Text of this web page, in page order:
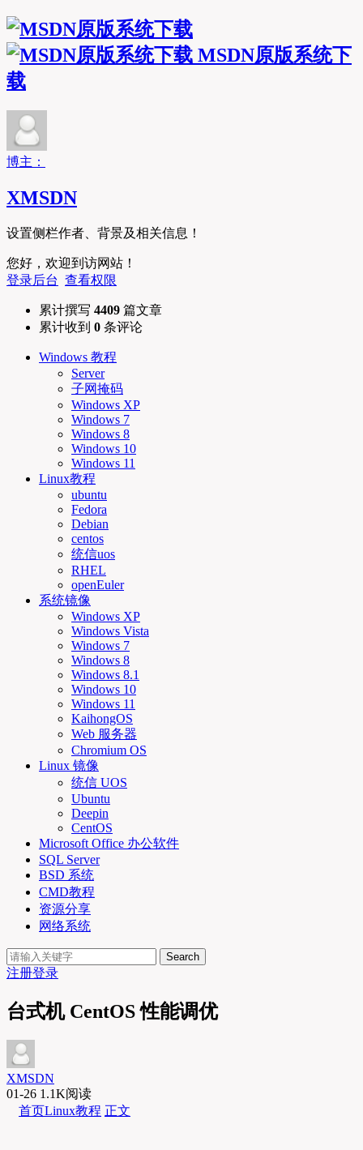
MSDN原版系统下
载
博主：
XMSDN
设置侧栏作者、背景及相关信息！
您好，欢迎到访网站！
登录后台 查看权限
累计撰写 4409 篇文章
累计收到 0 条评论
Windows 教程
Server
子网掩码
Windows XP
Windows 7
Windows 8
Windows 10
Windows 11
Linux教程
ubuntu
Fedora
Debian
centos
统信uos
RHEL
openEuler
系统镜像
Windows XP
Windows Vista
Windows 7
Windows 8
Windows 8.1
Windows 10
Windows 11
KaihongOS
Web 服务器
Chromium OS
Linux 镜像
统信 UOS
Ubuntu
Deepin
CentOS
Microsoft Office 办公软件
SQL Server
BSD 系统
CMD教程
资源分享
网络系统
Search
注册登录
台式机 CentOS 性能调优
XMSDN
01-26 1.1K阅读
首页Linux教程 正文